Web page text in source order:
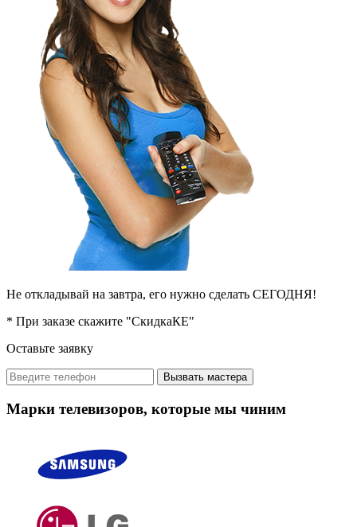
Не откладывай на завтра, его нужно сделать СЕГОДНЯ!
* При заказе скажите "СкидкаКЕ"
Оставьте заявку
Вызвать мастера
Марки телевизоров, которые мы чиним